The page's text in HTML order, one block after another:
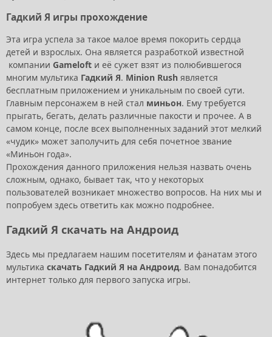
Гадкий Я игры прохождение
Эта игра успела за такое малое время покорить сердца
детей и взрослых. Она является разработкой известной
компании Gameloft и её сужет взят из полюбившегося
многим мультика Гадкий Я. Minion Rush является
бесплатным приложением и уникальным по своей сути.
Главным персонажем в ней стал миньон. Ему требуется
прыгать, бегать, делать различные пакости и прочее. А в
самом конце, после всех выполненных заданий этот мелкий
«чудик» может заполучить для себя почетное звание
«Миньон года».
Прохождения данного приложения нельзя назвать очень
сложным, однако, бывает так, что у некоторых
пользователей возникает множество вопросов. На них мы и
попробуем здесь ответить как можно подробнее.
Гадкий Я скачать на Андроид
Здесь мы предлагаем нашим посетителям и фанатам этого
мультика скачать Гадкий Я на Андроид. Вам понадобится
интернет только для первого запуска игры.